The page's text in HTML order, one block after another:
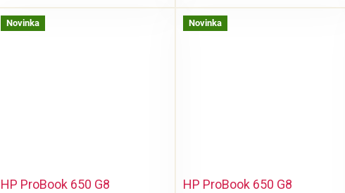
Novinka
HP ProBook 650 G8
Novinka
HP ProBook 650 G8
newsletteru a voucher